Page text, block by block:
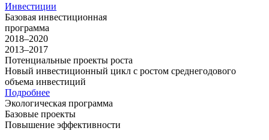
Инвестиции
Базовая инвестиционная
программа
2018–2020
2013–2017
Потенциальные проекты роста
Новый инвестиционный цикл с ростом среднегодового
объема инвестиций
Подробнее
Экологическая программа
Базовые проекты
Повышение эффективности